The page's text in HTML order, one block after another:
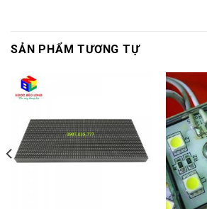
SẢN PHẨM TƯƠNG TỰ